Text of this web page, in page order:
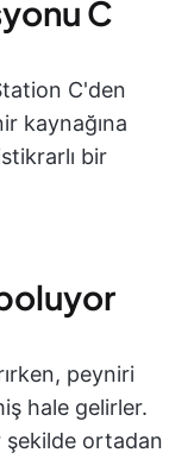
C
C'den
kaynağına
bir
peyniri
hale gelirler.
şekilde ortadan